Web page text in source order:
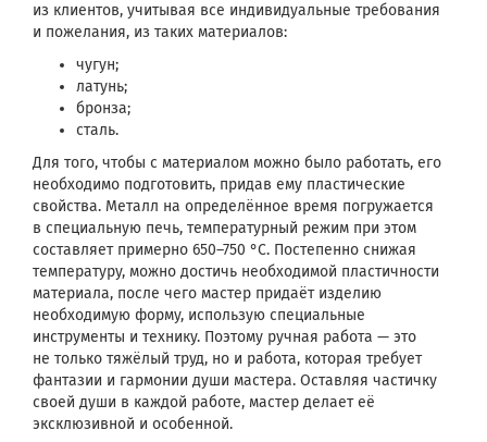
из клиентов, учитывая все индивидуальные требования
и пожелания, из таких материалов:
чугун;
латунь;
бронза;
сталь.
Для того, чтобы с материалом можно было работать, его
необходимо подготовить, придав ему пластические
свойства. Металл на определённое время погружается
в специальную печь, температурный режим при этом
составляет примерно 650–750 °C. Постепенно снижая
температуру, можно достичь необходимой пластичности
материала, после чего мастер придаёт изделию
необходимую форму, использую специальные
инструменты и технику. Поэтому ручная работа — это
не только тяжёлый труд, но и работа, которая требует
фантазии и гармонии души мастера. Оставляя частичку
своей души в каждой работе, мастер делает её
эксклюзивной и особенной.